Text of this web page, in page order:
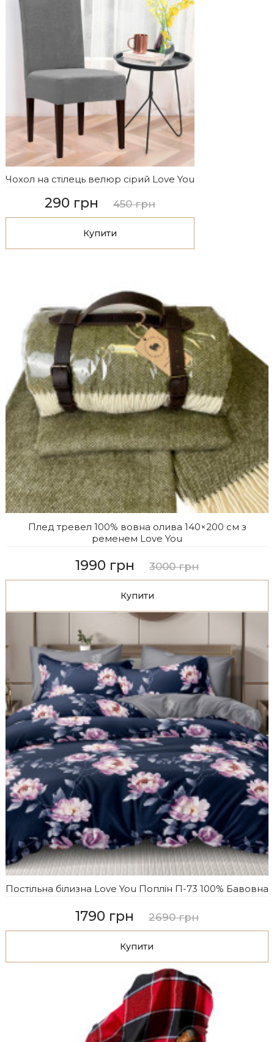
Чохол на стілець велюр сірий Love You
290 грн 450 грн
Купити
Плед тревел 100% вовна олива 140×200 см з
ременем Love You
1990 грн 3000 грн
Купити
Постільна білизна Love You Поплін П-73 100% Бавовна
1790 грн 2690 грн
Купити